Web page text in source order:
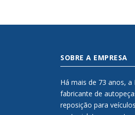
SOBRE A EMPRESA
Há mais de 73 anos,
fabricante de
reposição para